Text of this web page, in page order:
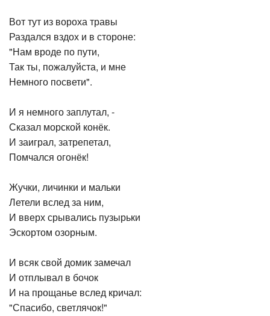
Вот тут из вороха травы
Раздался вздох и в стороне:
"Нам вроде по пути,
Так ты, пожалуйста, и мне
Немного посвети".
И я немного заплутал, -
Сказал морской конёк.
И заиграл, затрепетал,
Помчался огонёк!
Жучки, личинки и мальки
Летели вслед за ним,
И вверх срывались пузырьки
Эскортом озорным.
И всяк свой домик замечал
И отплывал в бочок
И на прощанье вслед кричал:
"Спасибо, светлячок!"